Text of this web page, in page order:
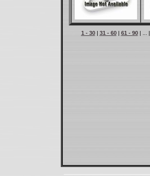
1 - 30| 31 - 60| 61 - 90| ... |